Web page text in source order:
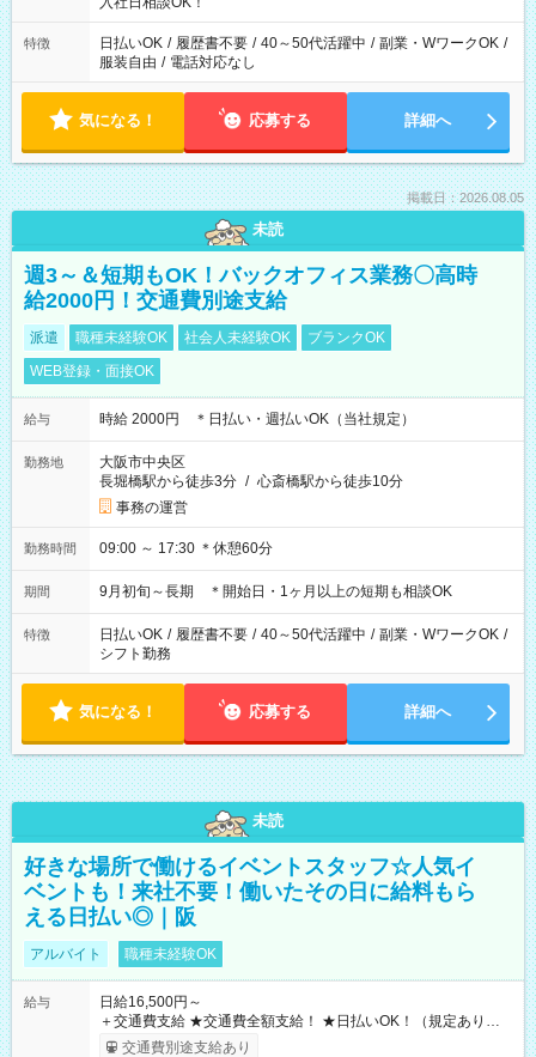
特徴 日払いOK / 履歴書不要 / 40～50代活躍中 / 副業・WワークOK /
服装自由 / 電話対応なし
気になる！ 応募する 詳細へ
掲載日：2026.08.05
未読
週3～＆短期もOK！バックオフィス業務〇高時
給2000円！交通費別途支給
派遣 職種未経験OK 社会人未経験OK
ブランクOK
WEB登録・面接OK
給与 時給 2000円 ＊日払い・週払いOK（当社規定）
勤務地
大阪市中央区
長堀橋駅から徒歩3分 / 心斎橋駅から徒歩10分
事務の運営
勤務時間 09:00 ～ 17:30 ＊休憩60分
期間 9月初旬～長期 ＊開始日・1ヶ月以上の短期も相談OK
特徴 日払いOK / 履歴書不要 / 40～50代活躍中 / 副業・WワークOK /
シフト勤務
気になる！ 応募する 詳細へ
未読
好きな場所で働けるイベントスタッフ☆人気イ
ベントも！来社不要！働いたその日に給料もら
える日払い◎｜阪
アルバイト 職種未経験OK
給与
日給16,500円～
＋交通費支給 ★交通費全額支給！ ★日払いOK！（規定あり） ┗
働いたその日に現金GET♪ お仕事後はコンビニATMから 日払
交通費別途支給あり